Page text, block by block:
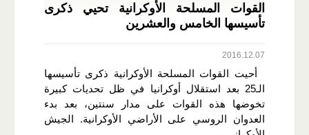
القوات المسلحة الأوكرانية تحيي ذكرى
تأسيسها الخامس والعشرين
2016.12.07
أحيت القوات المسلحة الأوكرانية ذكرى تأسيسها
الـ25 بعد استقلال أوكرانيا في ظل تحديات كبيرة
تخوضها هذه القوات على مدار سنتين، بعد بدء
العدوان الروسي على الأراضي الأوكرانية. الجيش